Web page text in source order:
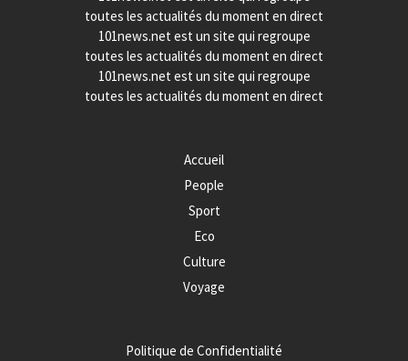
toutes les actualités du moment en direct
101news.net est un site qui regroupe
toutes les actualités du moment en direct
101news.net est un site qui regroupe
toutes les actualités du moment en direct
Accueil
People
Sport
Eco
Culture
Voyage
Politique de Confidentialité